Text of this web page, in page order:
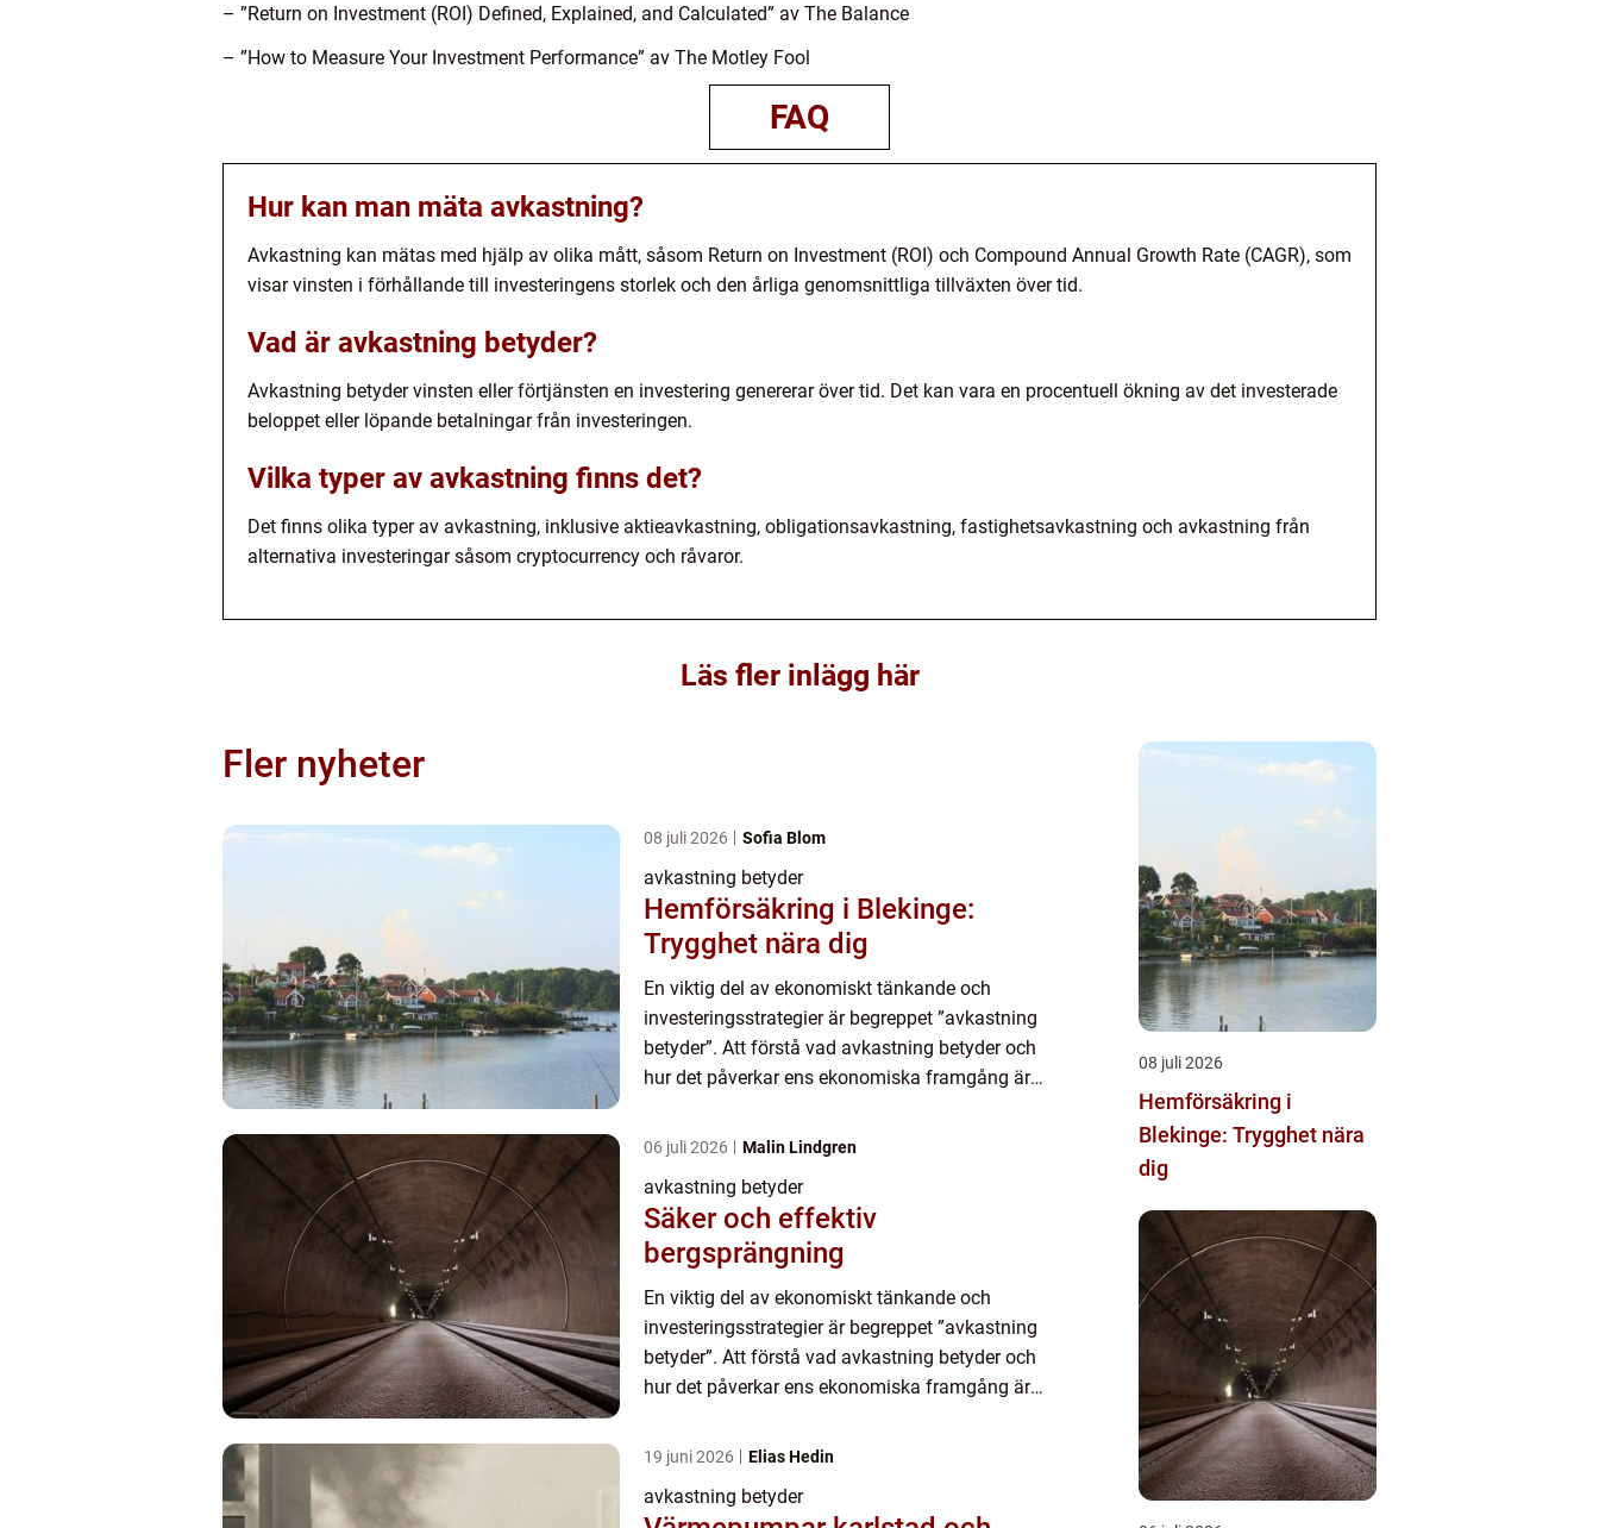
– ”Return on Investment (ROI) Defined, Explained, and Calculated” av The Balance
– ”How to Measure Your Investment Performance” av The Motley Fool
FAQ
Hur kan man mäta avkastning?
Avkastning kan mätas med hjälp av olika mått, såsom Return on Investment (ROI) och Compound Annual Growth Rate (CAGR), som
visar vinsten i förhållande till investeringens storlek och den årliga genomsnittliga tillväxten över tid.
Vad är avkastning betyder?
Avkastning betyder vinsten eller förtjänsten en investering genererar över tid. Det kan vara en procentuell ökning av det investerade
beloppet eller löpande betalningar från investeringen.
Vilka typer av avkastning finns det?
Det finns olika typer av avkastning, inklusive aktieavkastning, obligationsavkastning, fastighetsavkastning och avkastning från
alternativa investeringar såsom cryptocurrency och råvaror.
Läs fler inlägg här
Fler nyheter
08 juli 2026 Sofia Blom
avkastning betyder
Hemförsäkring i Blekinge:
Trygghet nära dig
En viktig del av ekonomiskt tänkande och
investeringsstrategier är begreppet ”avkastning
betyder”. Att förstå vad avkastning betyder och
hur det påverkar ens ekonomiska framgång är
om inves...
06 juli 2026 Malin Lindgren
avkastning betyder
Säker och effektiv
bergsprängning
En viktig del av ekonomiskt tänkande och
investeringsstrategier är begreppet ”avkastning
betyder”. Att förstå vad avkastning betyder och
hur det påverkar ens ekonomiska framgång är
om inves...
19 juni 2026 Elias Hedin
avkastning betyder
08 juli 2026
Hemförsäkring i
Blekinge: Trygghet nära
dig